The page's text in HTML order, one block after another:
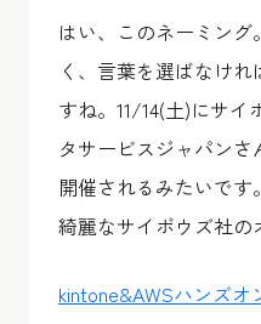
はい、このネーミン
く、言葉を選ばなけ
すね。11/14(土)にサ
タサービスジャパン
開催されるみたいで
綺麗なサイボウズ社の
kintone&AWSハンズオ